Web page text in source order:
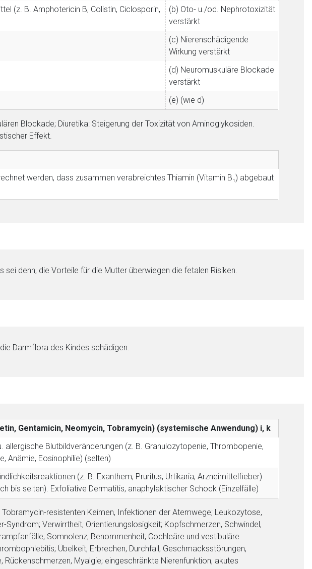
(z. B. Amphotericin B, Colistin, Ciclosporin,
(b) Oto- u./od. Nephrotoxizität
verstärkt
(c) Nierenschädigende
Wirkung verstärkt
(d) Neuromuskuläre Blockade
verstärkt
(e) (wie d)
Blockade; Diuretika: Steigerung der Toxizität von Aminoglykosiden.
Effekt.
werden, dass zusammen verabreichtes Thiamin (Vitamin B₁) abgebaut
denn, die Vorteile für die Mutter überwiegen die fetalen Risiken.
Darmflora des Kindes schädigen.
Gentamicin, Neomycin, Tobramycin) (systemische Anwendung) i, k
allergische Blutbildveränderungen (z. B. Granulozytopenie, Thrombopenie,
Anämie, Eosinophilie) (selten)
(z. B. Exanthem, Pruritus, Urtikaria, Arzneimittelfieber)
bis selten). Exfoliative Dermatitis, anaphylaktischer Schock (Einzelfälle)
resistenten Keimen, Infektionen der Atemwege; Leukozytose,
Syndrom; Verwirrtheit, Orientierungslosigkeit; Kopfschmerzen, Schwindel,
Somnolenz, Benommenheit; Cochleäre und vestibuläre
Übelkeit, Erbrechen, Durchfall, Geschmacksstörungen,
Myalgie; eingeschränkte Nierenfunktion, akutes